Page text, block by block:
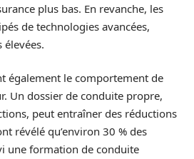
plus bas. En revanche, les
de technologies avancées,
également le comportement de
Un dossier de conduite propre,
peut entraîner des réductions
révélé qu’environ 30 % des
une formation de conduite